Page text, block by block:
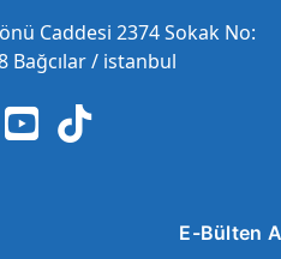
Caddesi 2374 Sokak No:
Bağcılar / istanbul
E-Bülten